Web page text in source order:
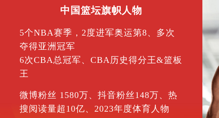
中国篮坛旗帜人物
5个NBA赛季，2度进军奥运第8、多次
夺得亚洲冠军
6次CBA总冠军、CBA历史得分王&篮板
王
微博粉丝 1580万、抖音粉丝148万、热
搜阅读量超10亿、2023年度体育人物